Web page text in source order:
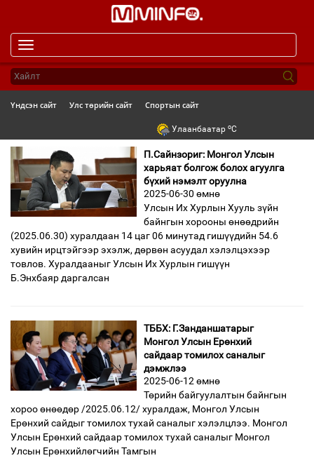
navigation
Үндсэн сайт Улс төрийн сайт Спортын сайт
Улаанбаатар oC
П.Сайнзориг: Монгол Улсын
харьяат болгож болох агуулга
бүхий нэмэлт оруулна
2025-06-30 өмнө
Улсын Их Хурлын Хууль зүйн
байнгын хорооны өнөөдрийн
(2025.06.30) хуралдаан 14 цаг 06 минутад гишүүдийн 54.6
хувийн ирцтэйгээр эхэлж, дөрвөн асуудал хэлэлцэхээр
товлов. Хуралдааныг Улсын Их Хурлын гишүүн
Б.Энхбаяр даргалсан
ТББХ: Г.Занданшатарыг
Монгол Улсын Ерөнхий
сайдаар томилох саналыг
дэмжлээ
2025-06-12 өмнө
Төрийн байгуулалтын байнгын
хороо өнөөдөр /2025.06.12/ хуралдаж, Монгол Улсын
Ерөнхий сайдыг томилох тухай саналыг хэлэлцлээ. Монгол
Улсын Ерөнхий сайдаар томилох тухай саналыг Монгол
Улсын Ерөнхийлөгчийн Тамгын